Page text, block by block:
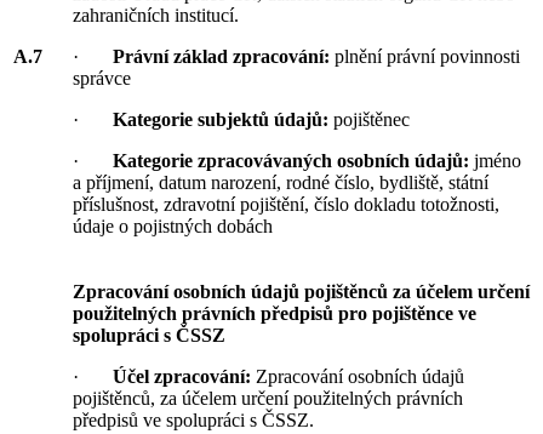
A.7
zahraničních institucí.
· Právní základ zpracování: plnění právní povinnosti
správce
· Kategorie subjektů údajů: pojištěnec
· Kategorie zpracovávaných osobních údajů: jméno
a příjmení, datum narození, rodné číslo, bydliště, státní
příslušnost, zdravotní pojištění, číslo dokladu totožnosti,
údaje o pojistných dobách
Zpracování osobních údajů pojištěnců za účelem určení
použitelných právních předpisů pro pojištěnce ve
spolupráci s ČSSZ
· Účel zpracování: Zpracování osobních údajů
pojištěnců, za účelem určení použitelných právních
předpisů ve spolupráci s ČSSZ.